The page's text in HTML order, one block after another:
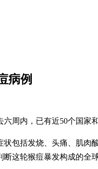
病例
周内，已有近50个国家
包括发烧、头痛、肌
这轮猴痘暴发构成的全